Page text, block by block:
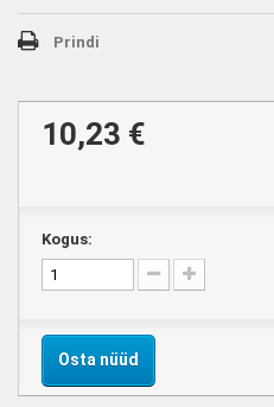
Prindi
10,23 €
Kogus:
Osta nüüd